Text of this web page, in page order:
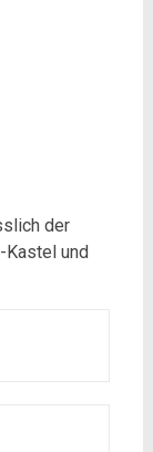
der
Kastel und